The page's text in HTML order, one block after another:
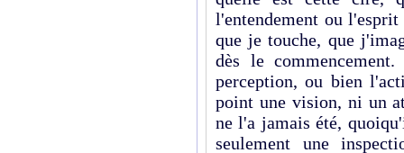
l'entendement ou
que je touche, que
dès le
perception, ou bien
point une vision, ni un
ne l'a jamais été,
seulement une